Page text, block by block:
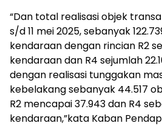
“Dan total realisasi objek
s/d 11 mei 2025, sebanyak
kendaraan dengan rincian R2
kendaraan dan R4 sejumlah
dengan realisasi tunggakan
kebelakang sebanyak 44.517
R2 mencapai 37.943 dan R4
kendaraan,”kata Kaban